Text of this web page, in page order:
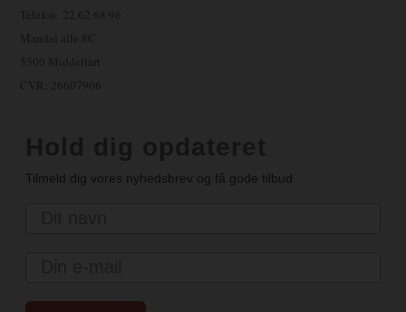
Telefon: 22 62 68 96
Mandal alle 8C
5500 Middelfart
CVR: 26607906
Tilmeld dig vores nyhedsbrev og få gode tilbud